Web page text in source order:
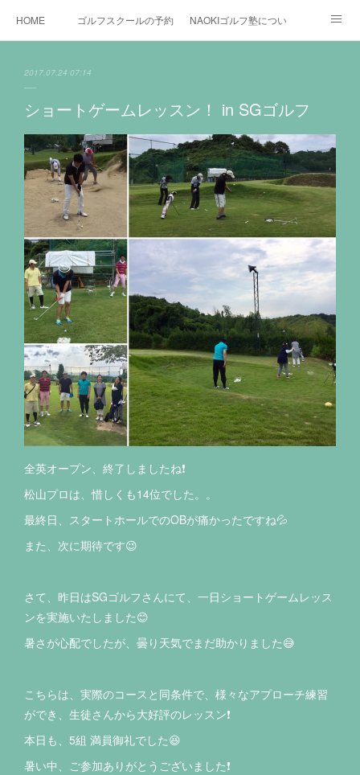
HOME ゴルフスクールの予約状況NAOKIゴルフ塾について
インスタグラム X
2017.07.24 07:14
ショートゲームレッスン！ in SGゴルフ
全英オープン、終了しましたね❗️
松山プロは、惜しくも14位でした。。
最終日、スタートホールでのOBが痛かったですね💦
また、次に期待です😉
さて、昨日はSGゴルフさんにて、一日ショートゲームレッス
ンを実施いたしました😊
暑さが心配でしたが、曇り天気でまだ助かりました😅
こちらは、実際のコースと同条件で、様々なアプローチ練習
ができ、生徒さんから大好評のレッスン❗️
本日も、5組 満員御礼でした😆
暑い中、ご参加ありがとうございました❗️